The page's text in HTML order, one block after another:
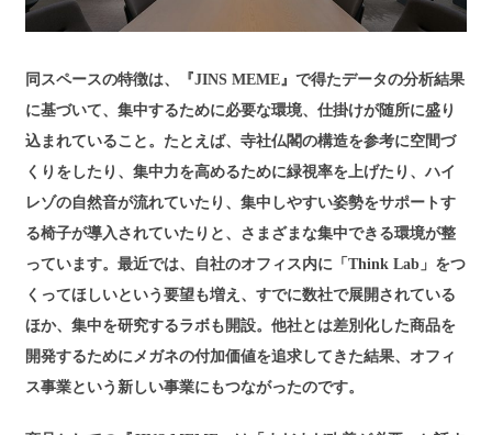
同スペースの特徴は、『JINS MEME』で得たデータの分析結果
に基づいて、集中するために必要な環境、仕掛けが随所に盛り
込まれていること。たとえば、寺社仏閣の構造を参考に空間づ
くりをしたり、集中力を高めるために緑視率を上げたり、ハイ
レゾの自然音が流れていたり、集中しやすい姿勢をサポートす
る椅子が導入されていたりと、さまざまな集中できる環境が整
っています。最近では、自社のオフィス内に「Think Lab」をつ
くってほしいという要望も増え、すでに数社で展開されている
ほか、集中を研究するラボも開設。他社とは差別化した商品を
開発するためにメガネの付加価値を追求してきた結果、オフィ
ス事業という新しい事業にもつながったのです。